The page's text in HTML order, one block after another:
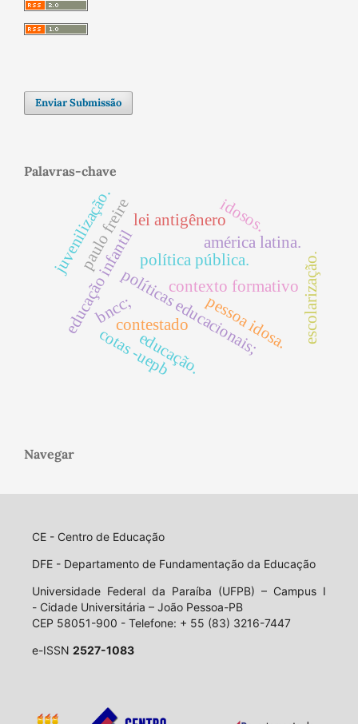
Enviar Submissão
Palavras-chave
educação infantilpolíticas educacionais;
política pública.
américa latina.
contexto formativo
bncc;contestado
paulo freire
juvenilização.
escolarização.
lei antigênero
cotas -uepb
pessoa idosa.
educação.
idosos.
Navegar
CE - Centro de Educação
DFE - Departamento de Fundamentação da Educação
Universidade Federal da Paraíba (UFPB) – Campus I
- Cidade Universitária – João Pessoa-PB
CEP 58051-900 - Telefone: + 55 (83) 3216-7447
e-ISSN 2527-1083